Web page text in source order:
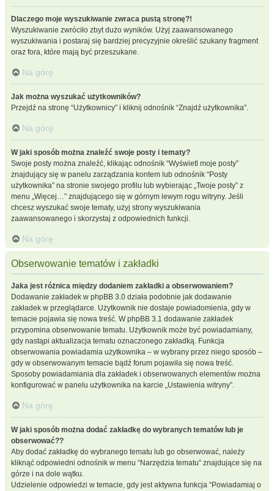
Dlaczego moje wyszukiwanie zwraca pustą stronę?!
Wyszukiwanie zwróciło zbyt dużo wyników. Użyj zaawansowanego
wyszukiwania i postaraj się bardziej precyzyjnie określić szukany fragment
oraz fora, które mają być przeszukane.
Na górę
Jak można wyszukać użytkowników?
Przejdź na stronę “Użytkownicy” i kliknij odnośnik “Znajdź użytkownika”.
Na górę
W jaki sposób można znaleźć swoje posty i tematy?
Swoje posty można znaleźć, klikając odnośnik “Wyświetl moje posty”
znajdujący się w panelu zarządzania kontem lub odnośnik “Posty
użytkownika” na stronie swojego profilu lub wybierając „Twoje posty” z
menu „Więcej…” znajdującego się w górnym lewym rogu witryny. Jeśli
chcesz wyszukać swoje tematy, użyj strony wyszukiwania
zaawansowanego i skorzystaj z odpowiednich funkcji.
Na górę
Obserwowanie tematów i zakładki
Jaka jest różnica między dodaniem zakładki a obserwowaniem?
Dodawanie zakładek w phpBB 3.0 działa podobnie jak dodawanie
zakładek w przeglądarce. Użytkownik nie dostaje powiadomienia, gdy w
temacie pojawia się nowa treść. W phpBB 3.1 dodawanie zakładek
przypomina obserwowanie tematu. Użytkownik może być powiadamiany,
gdy nastąpi aktualizacja tematu oznaczonego zakładką. Funkcja
obserwowania powiadamia użytkownika – w wybrany przez niego sposób –
gdy w obserwowanym temacie bądź forum pojawiła się nowa treść.
Sposoby powiadamiania dla zakładek i obserwowanych elementów można
konfigurować w panelu użytkownika na karcie „Ustawienia witryny”.
Na górę
W jaki sposób można dodać zakładkę do wybranych tematów lub je
obserwować??
Aby dodać zakładkę do wybranego tematu lub go obserwować, należy
kliknąć odpowiedni odnośnik w menu “Narzędzia tematu” znajdujące się na
górze i na dole wątku.
Udzielenie odpowiedzi w temacie, gdy jest aktywna funkcja “Powiadamiaj o